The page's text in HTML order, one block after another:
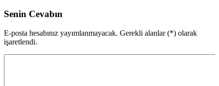
Senin Cevabın
E-posta hesabınız yayımlanmayacak. Gerekli alanlar (*) olarak
işaretlendi.